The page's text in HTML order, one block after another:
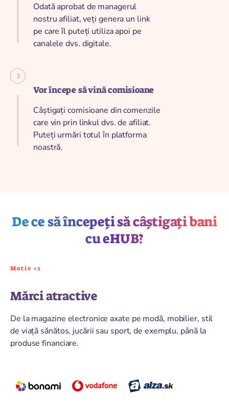
Odată aprobat de managerul
nostru afiliat, veți genera un link
pe care îl puteți utiliza apoi pe
canalele dvs. digitale.
Vor începe să vină comisioane
Câștigați comisioane din comenzile
care vin prin linkul dvs. de afiliat.
Puteți urmări totul în platforma
noastră.
De ce să începeți să câștigați bani
cu eHUB?
Motiv #1
Mărci atractive
De la magazine electronice axate pe modă, mobilier, stil
de viață sănătos, jucării sau sport, de exemplu, până la
produse financiare.